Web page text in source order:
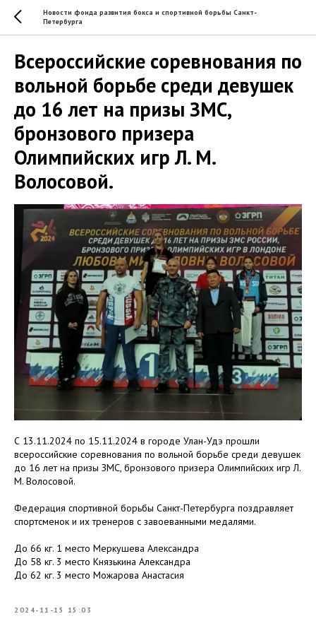
Новости фонда развития бокса и спортивной борьбы Санкт-
Петербурга
Всероссийские соревнования по
вольной борьбе среди девушек
до 16 лет на призы ЗМС,
бронзового призера
Олимпийских игр Л. М.
Волосовой.
С 13.11.2024 по 15.11.2024 в городе Улан-Удэ прошли
всероссийские соревнования по вольной борьбе среди девушек
до 16 лет на призы ЗМС, бронзового призера Олимпийских игр Л.
М. Волосовой.
Федерация спортивной борьбы Санкт-Петербурга поздравляет
спортсменок и их тренеров с завоеванными медалями.
До 66 кг. 1 место Меркушева Александра
До 58 кг. 3 место Князькина Александра
До 62 кг. 3 место Можарова Анастасия
2024-11-15 15:03